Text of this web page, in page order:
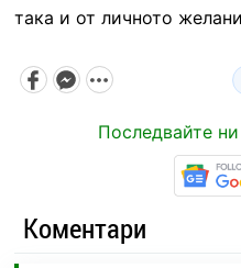
така и от личното
Последвайте
Коментари